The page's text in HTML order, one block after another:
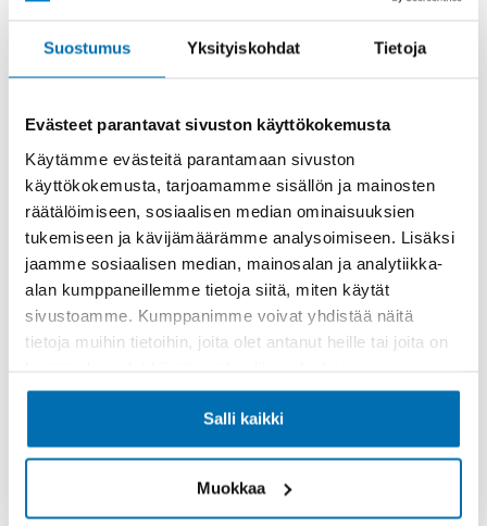
Suostumus Yksityiskohdat Tietoja
Evästeet parantavat sivuston käyttökokemusta
Käytämme evästeitä parantamaan sivuston
käyttökokemusta, tarjoamamme sisällön ja mainosten
räätälöimiseen, sosiaalisen median ominaisuuksien
tukemiseen ja kävijämäärämme analysoimiseen. Lisäksi
jaamme sosiaalisen median, mainosalan ja analytiikka-
alan kumppaneillemme tietoja siitä, miten käytät
sivustoamme. Kumppanimme voivat yhdistää näitä
tietoja muihin tietoihin, joita olet antanut heille tai joita on
Salli kaikki
Muokkaa
Käsiraha tai vaihtoauto (€)
Suurempi viimeinen erä (€)